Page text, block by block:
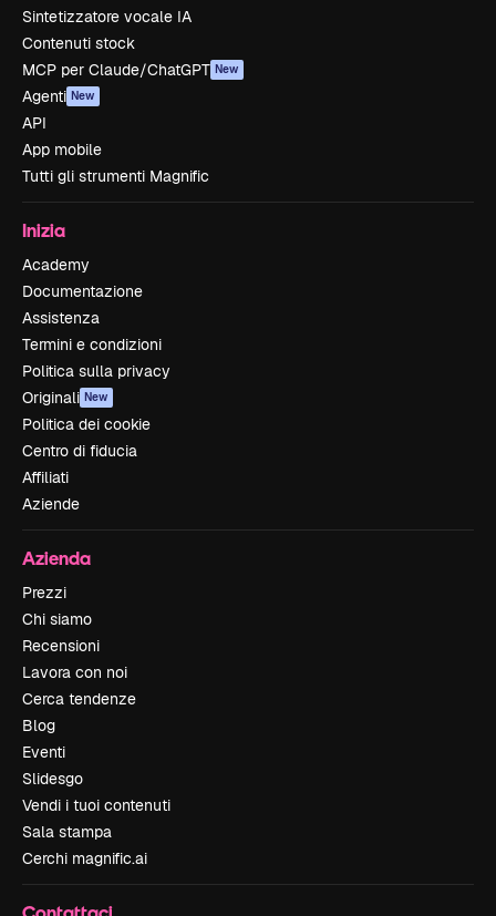
Sintetizzatore vocale IA
Contenuti stock
MCP per Claude/ChatGPT New
Agenti New
API
App mobile
Tutti gli strumenti Magnific
Inizia
Academy
Documentazione
Assistenza
Termini e condizioni
Politica sulla privacy
Originali New
Politica dei cookie
Centro di fiducia
Affiliati
Aziende
Azienda
Prezzi
Chi siamo
Recensioni
Lavora con noi
Cerca tendenze
Blog
Eventi
Slidesgo
Vendi i tuoi contenuti
Sala stampa
Cerchi magnific.ai